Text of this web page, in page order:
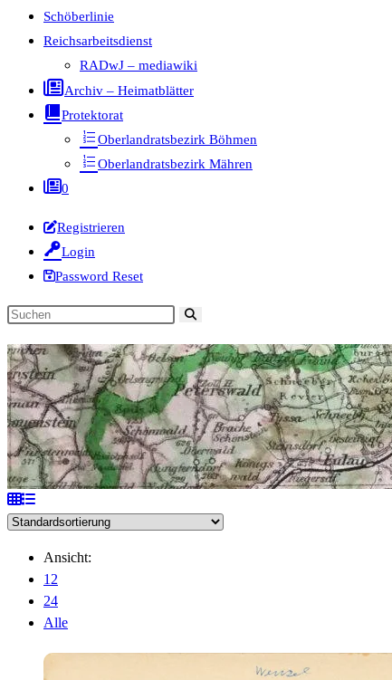
Schöberlinie
Reichsarbeitsdienst
RADwJ – mediawiki
Archiv – Heimatblätter
Protektorat
Oberlandratsbezirk Böhmen
Oberlandratsbezirk Mähren
0
Registrieren
Login
Password Reset
Diese
durchsuchen
Ansicht:
12
24
Alle